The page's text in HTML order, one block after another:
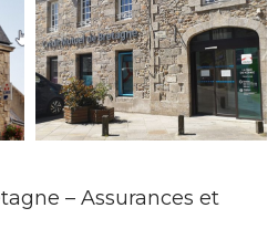
– Assurances et